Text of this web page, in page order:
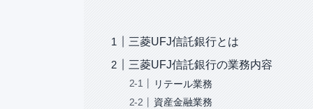
三菱UFJ信託銀行とは
三菱UFJ信託銀行の業務内容
リテール業務
資産金融業務